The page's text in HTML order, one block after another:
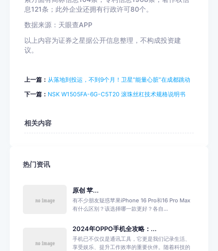
息121条；此外企业还拥有行政许可80个。
数据来源：天眼查APP
以上内容为证券之星据公开信息整理，不构成投资建
议。
上一篇： 从落地到投运，不到9个月！卫星“能量心脏”在成都跳动
下一篇： NSK W1505FA-6G-C5T20 滚珠丝杠技术规格说明书
相关内容
热门资讯
原创 苹...
有不少朋友疑惑苹果iPhone 16 Pro和16 Pro Max
有什么区别？该选择哪一款更好？各自...
2024年OPPO手机全攻略：...
手机已不仅仅是通讯工具，它更是我们记录生活、
享受娱乐、提升工作效率的重要伙伴。随着科技的